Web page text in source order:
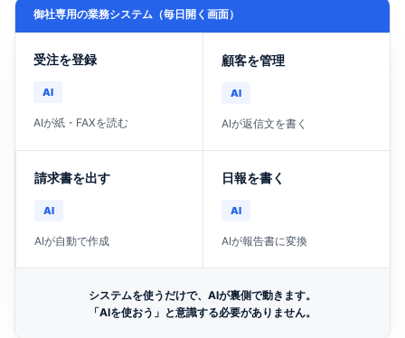
御社専用の業務システム（毎日開く画面）
受注を登録
AI
AIが紙・FAXを読む
顧客を管理
AI
AIが返信文を書く
請求書を出す
AI
AIが自動で作成
日報を書く
AI
AIが報告書に変換
システムを使うだけで、AIが裏側で動きます。
「AIを使おう」と意識する必要がありません。